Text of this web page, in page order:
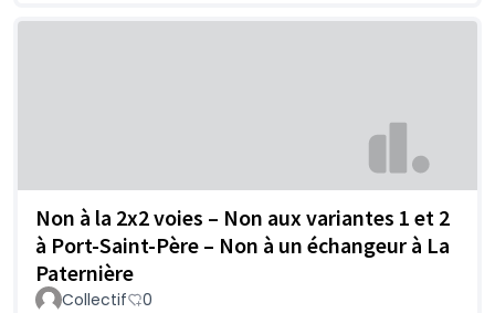
Non à la 2x2 voies – Non aux variantes 1 et 2
à Port-Saint-Père – Non à un échangeur à La
Paternière
Collectif 0